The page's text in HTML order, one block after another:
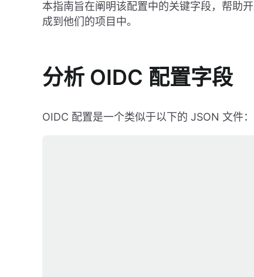
本指南旨在阐明该配置中的关键字段，帮助
成到他们的项目中。
分析 OIDC 配置字段
OIDC 配置是一个类似于以下的 JSON 文件：